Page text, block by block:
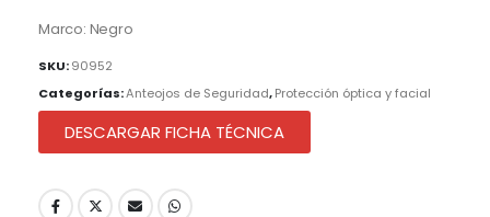
Marco: Negro
SKU:90952
Categorías:Anteojos de Seguridad,Protección óptica y facial
DESCARGAR FICHA TÉCNICA